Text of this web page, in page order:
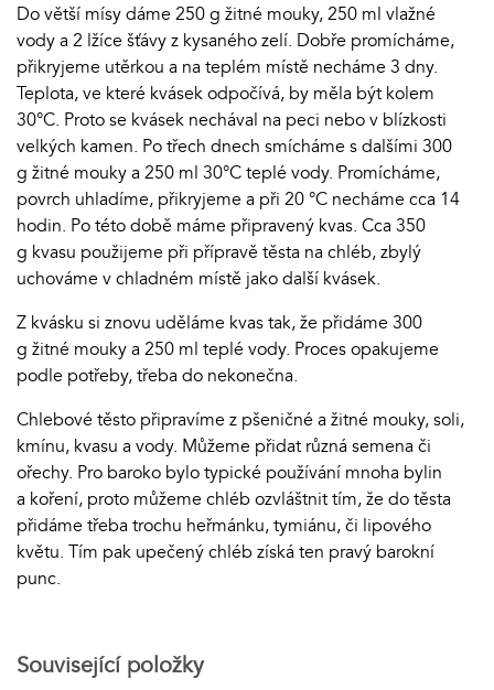
Do větší mísy dáme 250 g žitné mouky, 250 ml vlažné
vody a 2 lžíce šťávy z kysaného zelí. Dobře promícháme,
přikryjeme utěrkou a na teplém místě necháme 3 dny.
Teplota, ve které kvásek odpočívá, by měla být kolem
30°C. Proto se kvásek nechával na peci nebo v blízkosti
velkých kamen. Po třech dnech smícháme s dalšími 300
g žitné mouky a 250 ml 30°C teplé vody. Promícháme,
povrch uhladíme, přikryjeme a při 20 °C necháme cca 14
hodin. Po této době máme připravený kvas. Cca 350
g kvasu použijeme při přípravě těsta na chléb, zbylý
uchováme v chladném místě jako další kvásek.
Z kvásku si znovu uděláme kvas tak, že přidáme 300
g žitné mouky a 250 ml teplé vody. Proces opakujeme
podle potřeby, třeba do nekonečna.
Chlebové těsto připravíme z pšeničné a žitné mouky, soli,
kmínu, kvasu a vody. Můžeme přidat různá semena či
ořechy. Pro baroko bylo typické používání mnoha bylin
a koření, proto můžeme chléb ozvláštnit tím, že do těsta
přidáme třeba trochu heřmánku, tymiánu, či lipového
květu. Tím pak upečený chléb získá ten pravý barokní
punc.
Související položky